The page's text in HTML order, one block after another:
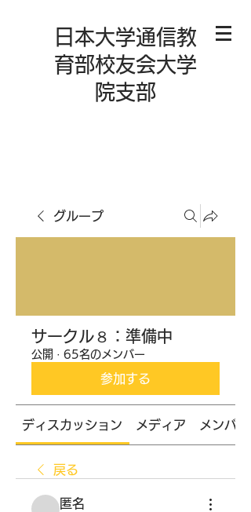
日本大学通信教
育部校友会大学
院支部
グループ
サークル８：準備中
公開 · 65名のメンバー
参加する
ディスカッション メディア メンバー
戻る
匿名